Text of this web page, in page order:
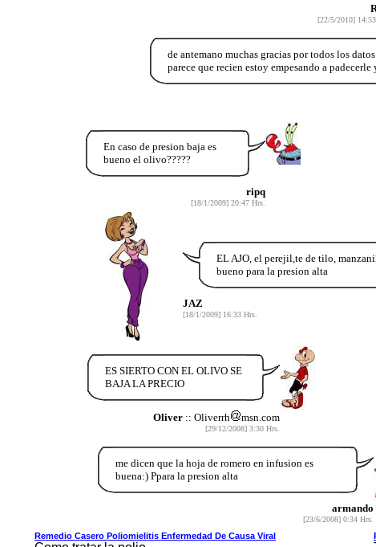
[22/5/2010] 14:53
de antemano muchas gracias por todos los
parece que recien estoy empesando a
En caso de presion baja es
bueno el olivo?????
ripq
[18/1/2009] 20:47 Hrs.
EL AJO, el perejil,te de tilo,
bueno para la presion alta
JAZ
[18/1/2009] 16:33 Hrs.
ES SIERTO CON EL OLIVO SE
BAJA LA PRECIO
Oliver:: Oliverrh msn.com
[29/12/2008] 3:30 Hrs.
me dicen que la hoja de romero en infusion es
buena:) Ppara la presion alta
armando
[23/6/2008] 0:34 Hrs.
Remedio Casero Poliomielitis Enfermedad De Cau­sa Viral